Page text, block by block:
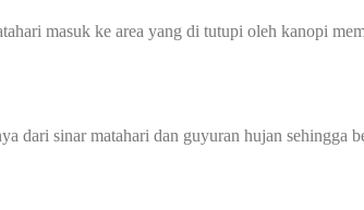
masuk ke area yang di tutupi oleh kanopi
dari sinar matahari dan guyuran hujan sehingga